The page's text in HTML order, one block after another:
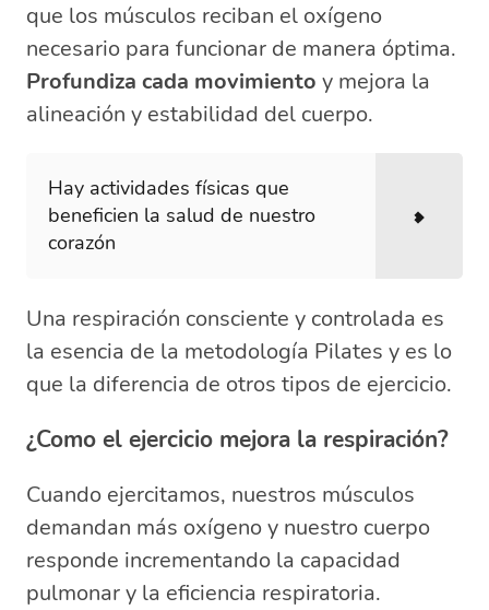
que los músculos reciban el oxígeno
necesario para funcionar de manera óptima.
Profundiza cada movimiento y mejora la
alineación y estabilidad del cuerpo.
Hay actividades físicas que
beneficien la salud de nuestro
corazón
Una respiración consciente y controlada es
la esencia de la metodología Pilates y es lo
que la diferencia de otros tipos de ejercicio.
¿Como el ejercicio mejora la respiración?
Cuando ejercitamos, nuestros músculos
demandan más oxígeno y nuestro cuerpo
responde incrementando la capacidad
pulmonar y la eficiencia respiratoria.